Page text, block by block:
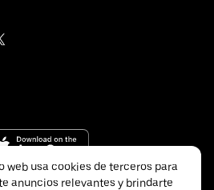
web usa cookies de terceros para
anuncios relevantes y brindarte